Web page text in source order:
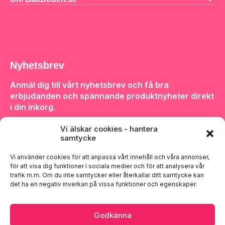
Vi älskar cookies - hantera
samtycke
Vi använder cookies för att anpassa vårt innehåll och våra annonser,
för att visa dig funktioner i sociala medier och för att analysera vår
trafik m.m. Om du inte samtycker eller återkallar ditt samtycke kan
det ha en negativ inverkan på vissa funktioner och egenskaper.
Godkänna
Nyhetsbrev
Anmäl dig till vårt nyhetsbrev och få bra
erbjudanden och spännande produktnyheter direkt
i din inkorg.
Anmäl dig